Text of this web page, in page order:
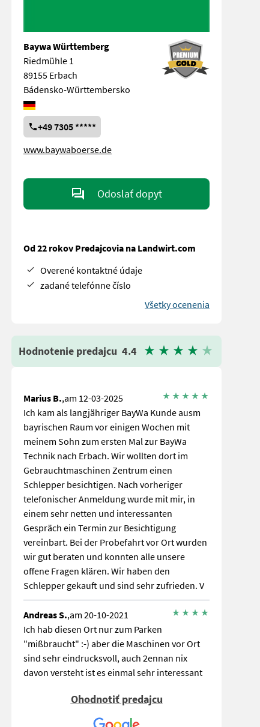
Baywa Württemberg
Riedmühle 1
89155 Erbach
Bádensko-Württembersko
+49 7305 *****
www.baywaboerse.de
Odoslať dopyt
Od 22 rokov Predajcovia na Landwirt.com
Overené kontaktné údaje
zadané telefónne číslo
Všetky ocenenia
Hodnotenie predajcu 4.4
Marius B.,am 12-03-2025
Ich kam als langjähriger BayWa Kunde ausm
bayrischen Raum vor einigen Wochen mit
meinem Sohn zum ersten Mal zur BayWa
Technik nach Erbach. Wir wollten dort im
Gebrauchtmaschinen Zentrum einen
Schlepper besichtigen. Nach vorheriger
telefonischer Anmeldung wurde mit mir, in
einem sehr netten und interessanten
Gespräch ein Termin zur Besichtigung
vereinbart. Bei der Probefahrt vor Ort wurden
wir gut beraten und konnten alle unsere
offene Fragen klären. Wir haben den
Schlepper gekauft und sind sehr zufrieden. V
Andreas S.,am 20-10-2021
Ich hab diesen Ort nur zum Parken
"mißbraucht" :-) aber die Maschinen vor Ort
sind sehr eindrucksvoll, auch 2ennan nix
davon versteht ist es einmal sehr interessant
Geräte habenOhodnotiť predajcu